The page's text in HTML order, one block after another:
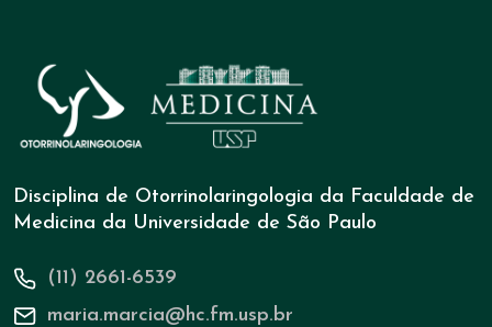
Disciplina de Otorrinolaringologia da Faculdade de
Medicina da Universidade de São Paulo
(11) 2661-6539
maria.marcia@hc.fm.usp.br